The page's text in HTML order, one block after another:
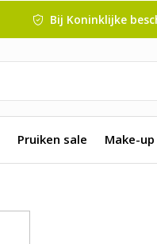
Pruiken sale Make-up
Bij Koninklijke